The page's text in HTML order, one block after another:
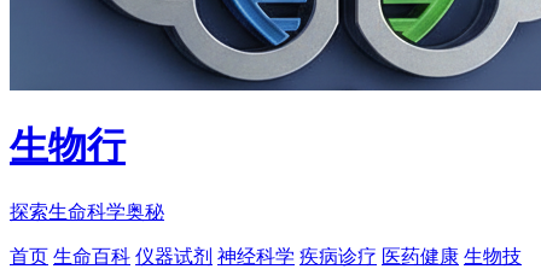
生物行
探索生命科学奥秘
首页 生命百科 仪器试剂 神经科学 疾病诊疗 医药健康 生物技